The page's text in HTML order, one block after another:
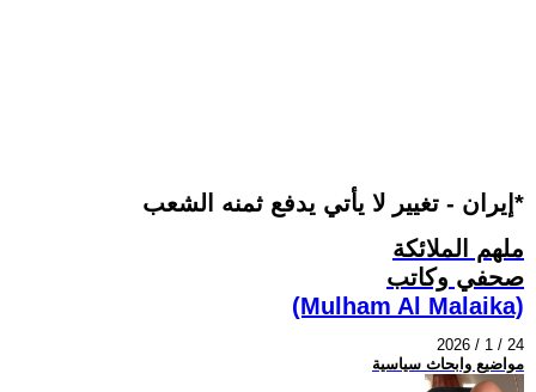
إيران - تغيير لا يأتي يدفع ثمنه الشعب*
ملهم الملائكة
صحفي وكاتب
(Mulham Al Malaika)
2026 / 1 / 24
مواضيع وابحاث سياسية